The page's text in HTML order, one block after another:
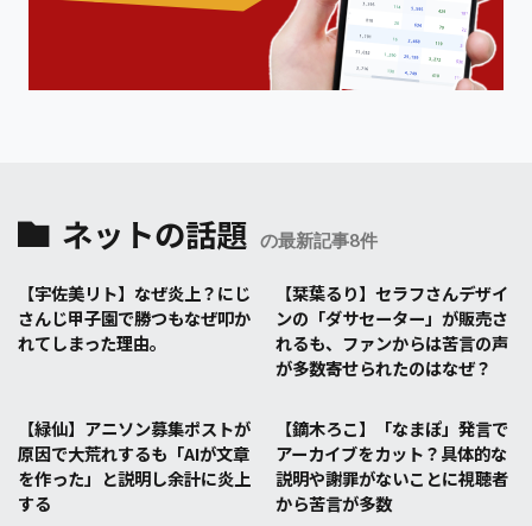
ネットの話題 の最新記事8件
【宇佐美リト】なぜ炎上？にじ
さんじ甲子園で勝つもなぜ叩か
れてしまった理由。
【栞葉るり】セラフさんデザイ
ンの「ダサセーター」が販売さ
れるも、ファンからは苦言の声
が多数寄せられたのはなぜ？
【緑仙】アニソン募集ポストが
原因で大荒れするも「AIが文章
を作った」と説明し余計に炎上
する
【鏑木ろこ】「なまぽ」発言で
アーカイブをカット？具体的な
説明や謝罪がないことに視聴者
から苦言が多数